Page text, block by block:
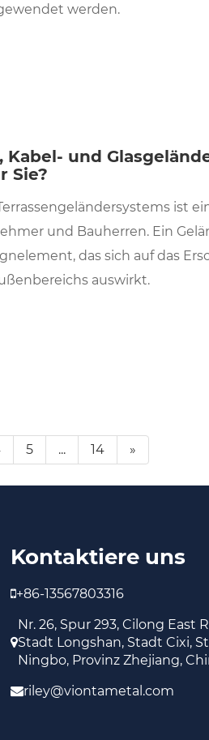
werden.
Kabel- und
Sie?
ist
und Bauherren. Ein
das sich auf das
auswirkt.
5 ... 14 »
Kontaktiere uns
+86-13567803316
Nr. 26, Spur 293, Cilong East
Stadt Longshan, Stadt Cixi,
Ningbo, Provinz Zhejiang,
riley@viontametal.com